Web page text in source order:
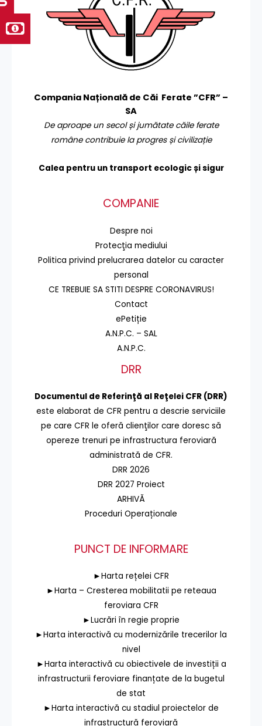
Compania Națională de Căi Ferate ”CFR” –
SA
De aproape un secol și jumătate căile ferate
române contribuie la progres și civilizație
Calea pentru un transport ecologic și sigur
COMPANIE
Despre noi
Protecţia mediului
Politica privind prelucrarea datelor cu caracter
personal
CE TREBUIE SA STITI DESPRE CORONAVIRUS!
Contact
ePetiție
A.N.P.C. – SAL
A.N.P.C.
DRR
Documentul de Referinţă al Reţelei CFR (DRR)
este elaborat de CFR pentru a descrie serviciile
pe care CFR le oferă clienţilor care doresc să
opereze trenuri pe infrastructura feroviară
administrată de CFR.
DRR 2026
DRR 2027 Proiect
ARHIVĂ
Proceduri Operaționale
PUNCT DE INFORMARE
►Harta rețelei CFR
►Harta – Cresterea mobilitatii pe reteaua
feroviara CFR
►Lucrări în regie proprie
►Harta interactivă cu modernizările trecerilor la
nivel
►Harta interactivă cu obiectivele de investiții a
infrastructurii feroviare finanțate de la bugetul
de stat
►Harta interactivă cu stadiul proiectelor de
infrastructură feroviară